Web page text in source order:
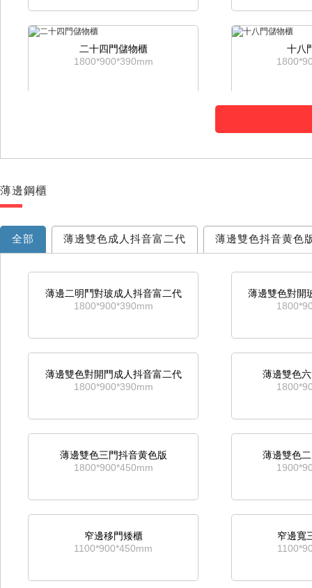
二十四門儲物櫃
1800*900*390mm
十八
三抽卡箱
1015*460*600mm
二
二鬥資料櫃
716*400*600mm
通玻移門
寬通玻移門成人抖音富二代
1800*1180*390mm
寬中六鬥移
通鐵移門成人抖音富二代
1800*900*390mm
移
薄邊鋼櫃
全部 薄邊雙色成人抖音富二代 薄邊雙色抖音黄色
薄邊二明鬥對玻成人抖音富二代
1800*900*390mm
薄邊雙色對開
薄邊雙色對開門成人抖音富二代
1800*900*390mm
薄邊雙色
薄邊雙色三門抖音黄色版
1800*900*450mm
薄邊雙色
窄邊移門矮櫃
1100*900*450mm
窄邊寬